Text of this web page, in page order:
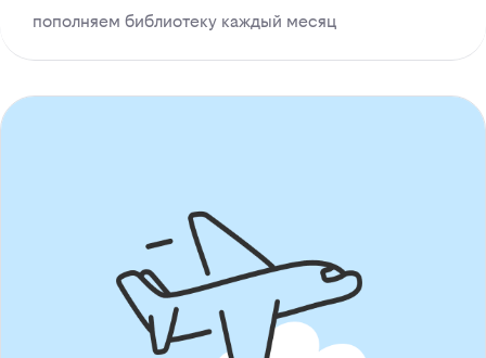
пополняем библиотеку каждый месяц